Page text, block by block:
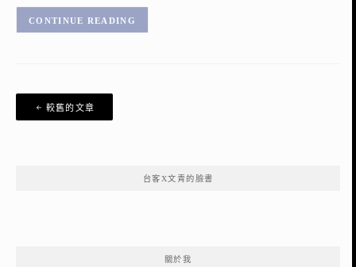
CONTINUE READING
文
章
較舊的文章
台客X文青的臉書
關於我